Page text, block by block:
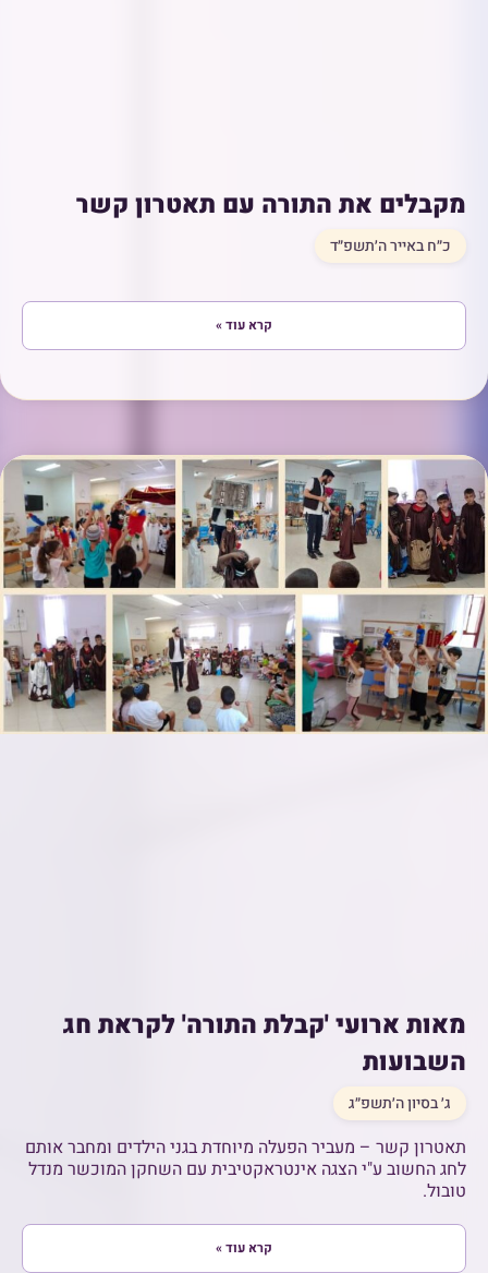
מקבלים את התורה עם תאטרון קשר
כ״ח באייר ה׳תשפ״ד
קרא עוד »
מאות ארועי 'קבלת התורה' לקראת חג
השבועות
ג׳ בסיון ה׳תשפ״ג
תאטרון קשר – מעביר הפעלה מיוחדת בגני הילדים ומחבר אותם
לחג החשוב ע"י הצגה אינטראקטיבית עם השחקן המוכשר מנדל
טובול.
קרא עוד »